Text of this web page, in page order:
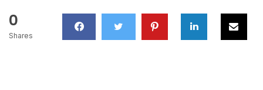
0
Shares